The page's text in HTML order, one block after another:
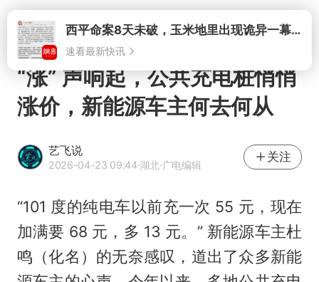
打开
“涨” 声响起，公共充电桩悄悄
涨价，新能源车主何去何从
艺飞说
2026-04-23 09:44·湖北·广电编辑
关注
“101 度的纯电车以前充一次 55 元，现在
加满要 68 元，多 13 元。” 新能源车主杜
鸣（化名）的无奈感叹，道出了众多新能